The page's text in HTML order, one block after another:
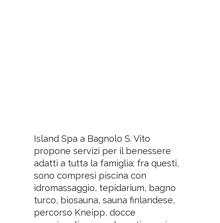
Island Spa a Bagnolo S. Vito
propone servizi per il benessere
adatti a tutta la famiglia: fra questi,
sono compresi piscina con
idromassaggio, tepidarium, bagno
turco, biosauna, sauna finlandese,
percorso Kneipp, docce